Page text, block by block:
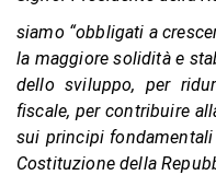
siamo “obbligati a
la maggiore solidità e
dello sviluppo, per
fiscale, per contribuire
sui principi
Costituzione della